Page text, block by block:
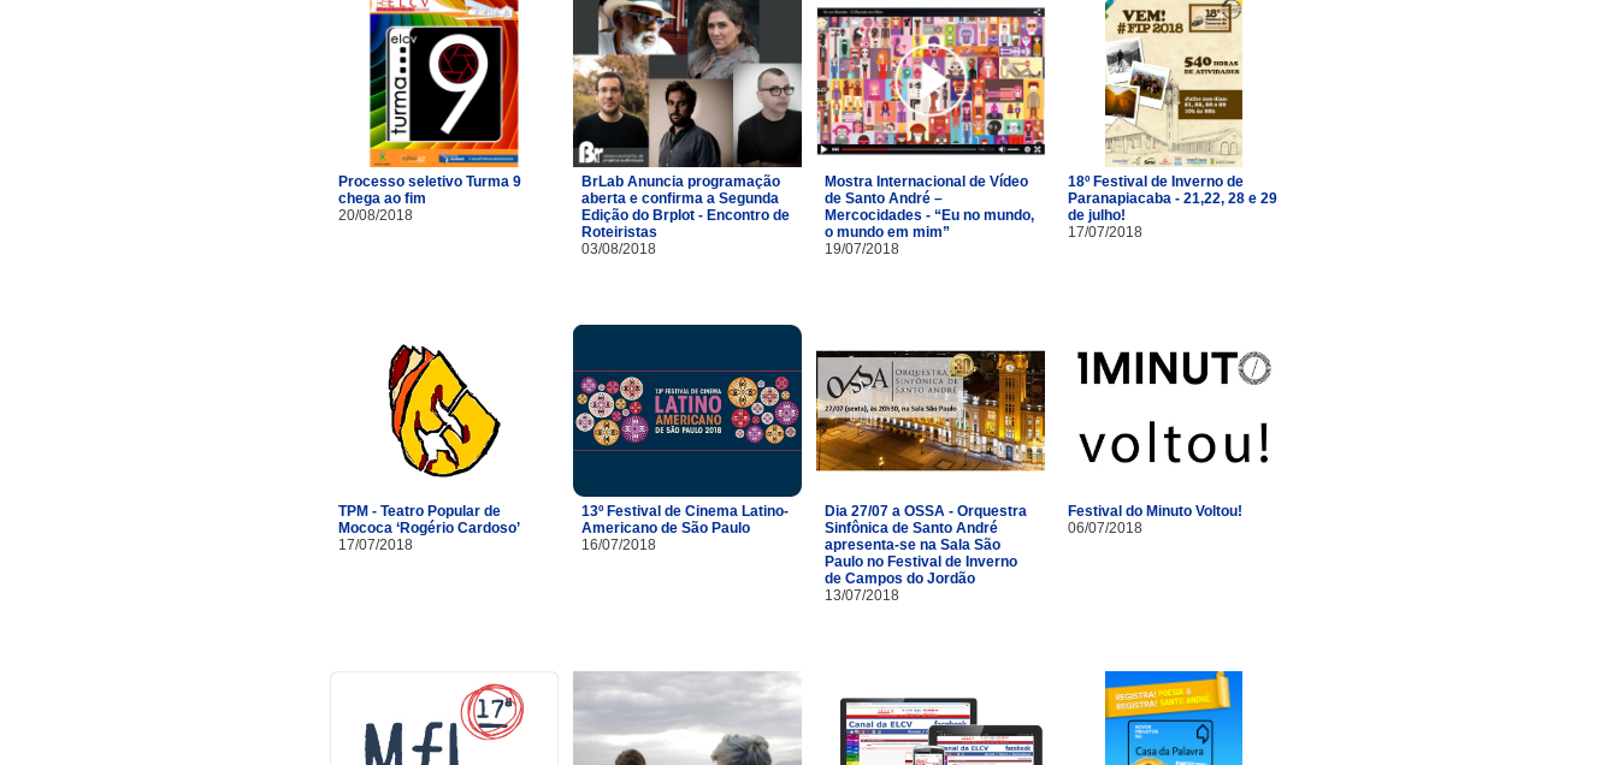
Processo seletivo Turma 9
chega ao fim
20/08/2018
BrLab Anuncia programação
aberta e confirma a Segunda
Edição do Brplot - Encontro de
Roteiristas
03/08/2018
Mostra Internacional de Vídeo
de Santo André –
Mercocidades - “Eu no mundo,
o mundo em mim”
19/07/2018
18º Festival de Inverno de
Paranapiacaba - 21,22, 28 e 29
de julho!
17/07/2018
TPM - Teatro Popular de
Mococa ‘Rogério Cardoso’
17/07/2018
13º Festival de Cinema Latino-
Americano de São Paulo
16/07/2018
Dia 27/07 a OSSA - Orquestra
Sinfônica de Santo André
apresenta-se na Sala São
Paulo no Festival de Inverno
de Campos do Jordão
13/07/2018
Festival do Minuto Voltou!
06/07/2018